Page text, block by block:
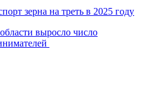
зерна на треть в 2025 году
выросло число